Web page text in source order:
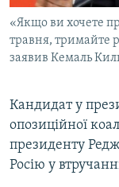
РУС
УКР
ДОЛУЧАЙСЯ!
«Якщо ви хочете
травня, тримайте
заявив Кемаль
Кандидат у
опозиційної
президенту
Росію у